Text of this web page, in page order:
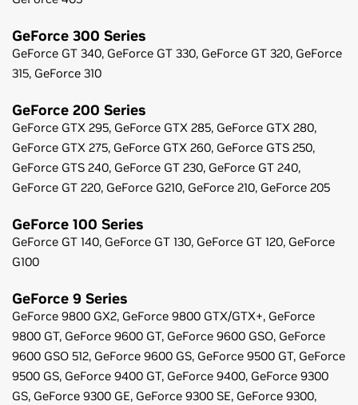
GeForce 300 Series
GeForce GT 340, GeForce GT 330, GeForce GT 320, GeForce
315, GeForce 310
GeForce 200 Series
GeForce GTX 295, GeForce GTX 285, GeForce GTX 280,
GeForce GTX 275, GeForce GTX 260, GeForce GTS 250,
GeForce GTS 240, GeForce GT 230, GeForce GT 240,
GeForce GT 220, GeForce G210, GeForce 210, GeForce 205
GeForce 100 Series
GeForce GT 140, GeForce GT 130, GeForce GT 120, GeForce
G100
GeForce 9 Series
GeForce 9800 GX2, GeForce 9800 GTX/GTX+, GeForce
9800 GT, GeForce 9600 GT, GeForce 9600 GSO, GeForce
9600 GSO 512, GeForce 9600 GS, GeForce 9500 GT, GeForce
9500 GS, GeForce 9400 GT, GeForce 9400, GeForce 9300
GS, GeForce 9300 GE, GeForce 9300 SE, GeForce 9300,